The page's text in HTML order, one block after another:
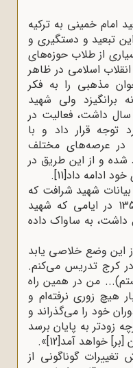
امام خمینی به ترکیه
تبعید و دستگیری و
از طلاب حوزه‌های
اسلامی در ظاهر
مذهبی را به فکر
برانگیزد ولی شهید
شرافت که در این ایام حدوداً 40 سال داشت، فعالیت در
توجه قرار داد و با
در عرصه‌های مختلف
شده و از این طریق در
ادامه داد
.[11]
شهید شرافت که
یکی از منابع ساواک در سال 1350 در ایامی که شهید
به ساواک داده
این وضع خلاصی یابد
کرج تدریس می‌کنم.
من در همین راه
هیچ زوری نرفته‌ام و
خود را می‌گذراند و
زودتر به پایان برسد
[بر] خواهد آمد
.«[12]
تغییرات گوناگونی از